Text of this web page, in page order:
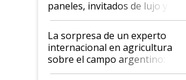
paneles, invitados de lujo y
todas las tendencias
La sorpresa de un experto
internacional en agricultura
sobre el campo argentino:
"Estoy muy impresionado"